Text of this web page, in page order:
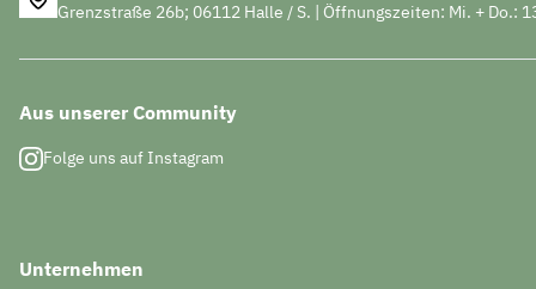
Grenzstraße 26b; 06112 Halle / S. | Öffnungszeiten: Mi. + Do.:
Aus unserer Community
Folge uns auf Instagram
Unternehmen